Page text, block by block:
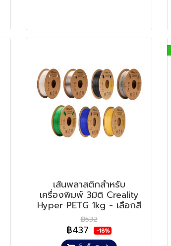
เส้นพลาสติกสำหรับ
เครื่องพิมพ์ 3มิติ Creality
Hyper PETG 1kg - เลือกสี
฿532
฿437 -18%